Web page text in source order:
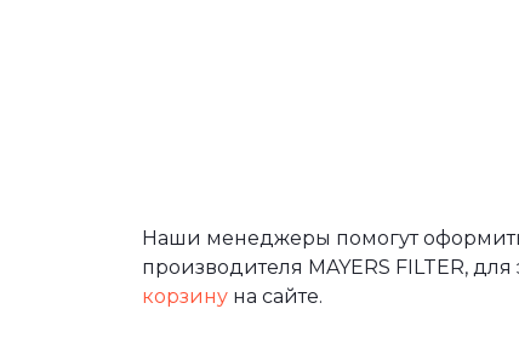
Наши менеджеры помогут
производителя MAYERS FILTER,
корзину на сайте.